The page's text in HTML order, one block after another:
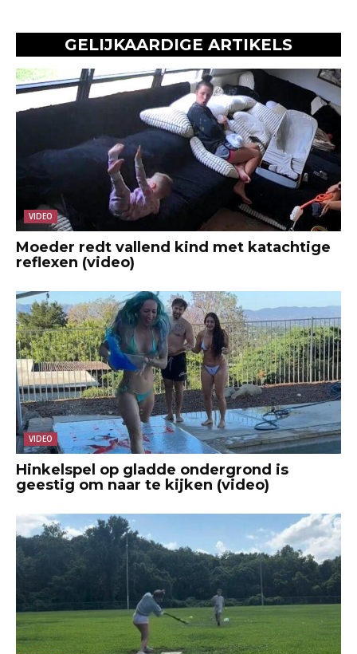
GELIJKAARDIGE ARTIKELS
VIDEO
Moeder redt vallend kind met katachtige
reflexen (video)
VIDEO
Hinkelspel op gladde ondergrond is
geestig om naar te kijken (video)